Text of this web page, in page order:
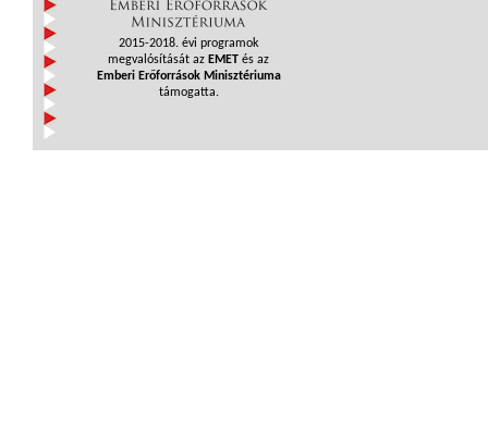
2015-2018. évi programok
megvalósítását az EMET és az
Emberi Erőforrások Minisztériuma
támogatta.